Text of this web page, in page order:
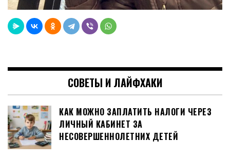
СОВЕТЫ И ЛАЙФХАКИ
КАК МОЖНО ЗАПЛАТИТЬ НАЛОГИ ЧЕРЕЗ
ЛИЧНЫЙ КАБИНЕТ ЗА
НЕСОВЕРШЕННОЛЕТНИХ ДЕТЕЙ